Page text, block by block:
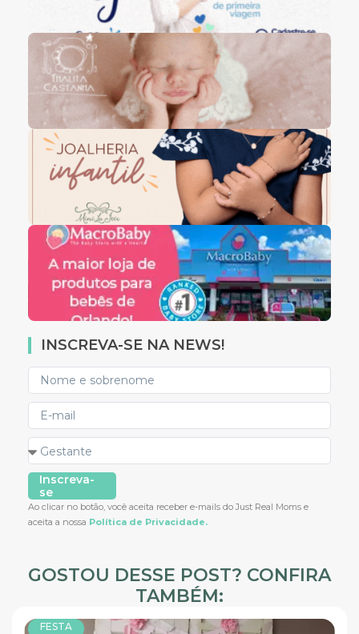
INSCREVA-SE NA NEWS!
Inscreva-
se
Ao clicar no botão, você aceita receber e-mails do Just Real Moms e
aceita a nossa Política de Privacidade.
GOSTOU DESSE POST? CONFIRA
TAMBÉM:
FESTA